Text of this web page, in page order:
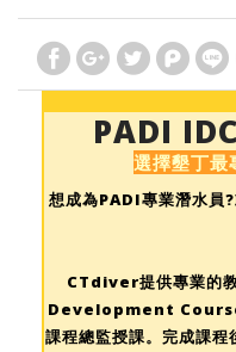
PADI
選擇墾丁最
想成為PADI專業潛水員
CTdiver提供專業
Development Course)
課程總監授課。完成課